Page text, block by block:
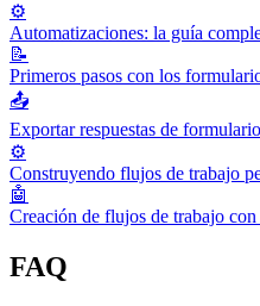
⚙️
Automatizaciones: la guía
📝
Primeros pasos con los
📤
Exportar respuestas de
⚙️
Construyendo flujos de trabajo
🤖
Creación de flujos de trabajo
FAQ